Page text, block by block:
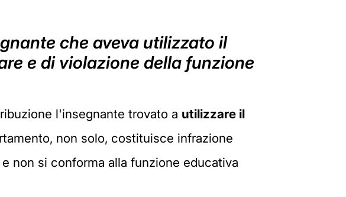
che aveva utilizzato il
e di violazione della funzione
l'insegnante trovato a utilizzare il
non solo, costituisce infrazione
non si conforma alla funzione educativa